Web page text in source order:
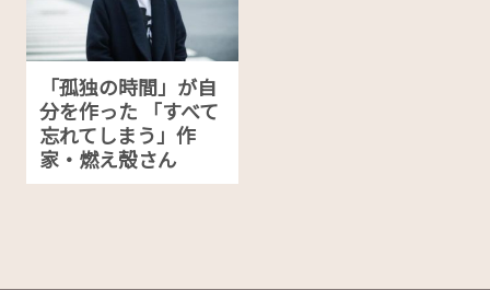
「孤独の時間」が自
分を作った 「すべて
忘れてしまう」作
家・燃え殻さん